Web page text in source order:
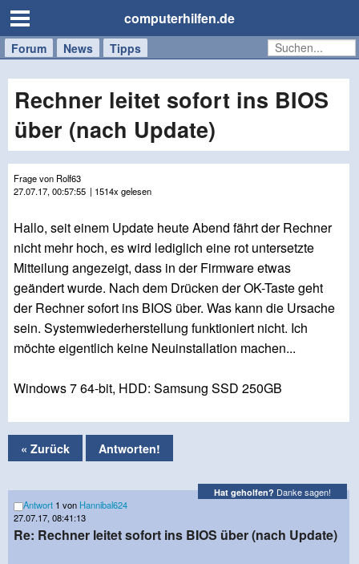
computerhilfen.de
Forum News Tipps
Handy
Tablet
Windows
Mac
Rechner leitet sofort ins BIOS
über (nach Update)
Frage von Rolf63
27.07.17, 00:57:55 | 1514x gelesen
Hallo, seit einem Update heute Abend fährt der Rechner
nicht mehr hoch, es wird lediglich eine rot untersetzte
Mitteilung angezeigt, dass in der Firmware etwas
geändert wurde. Nach dem Drücken der OK-Taste geht
der Rechner sofort ins BIOS über. Was kann die Ursache
sein. Systemwiederherstellung funktioniert nicht. Ich
möchte eigentlich keine Neuinstallation machen...
Windows 7 64-bit, HDD: Samsung SSD 250GB
« Zurück Antworten!
Hat geholfen? Danke sagen!
Antwort 1 von Hannibal624
27.07.17, 08:41:13
Re: Rechner leitet sofort ins BIOS über (nach Update)